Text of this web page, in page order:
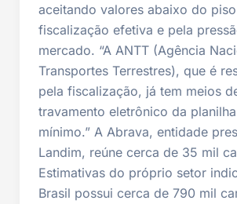
aceitando valores abaixo do
fiscalização efetiva e pela
mercado. “A ANTT (Agência
Transportes Terrestres), que é
pela fiscalização, já tem meios
travamento eletrônico da
mínimo.” A Abrava, entidade
Landim, reúne cerca de 35 mil
Estimativas do próprio setor
Brasil possui cerca de 790 mil